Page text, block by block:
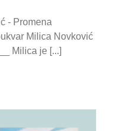
- Promena
Milica Novković
Milica je [...]